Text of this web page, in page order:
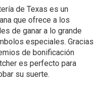
de Texas es un
que ofrece a los
de ganar a lo grande
especiales. Gracias
de bonificación
es perfecto para
su suerte.